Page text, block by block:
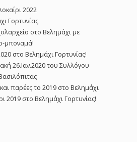
2022
Γορτυνίας
στο Βελημάχι με
μποναμά!
στο Βελημάχι Γορτυνίας!
26.Ιαν.2020 του Συλλόγου
παρέες το 2019 στο Βελημάχι
2019 στο Βελημάχι Γορτυνίας!